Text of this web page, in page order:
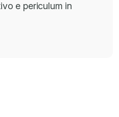
e periculum in